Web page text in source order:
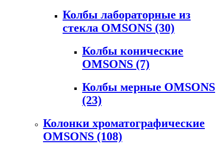
Колбы лабораторные из
стекла OMSONS (30)
Колбы конические
OMSONS (7)
Колбы мерные OMSONS
(23)
Колонки хроматографические
OMSONS (108)